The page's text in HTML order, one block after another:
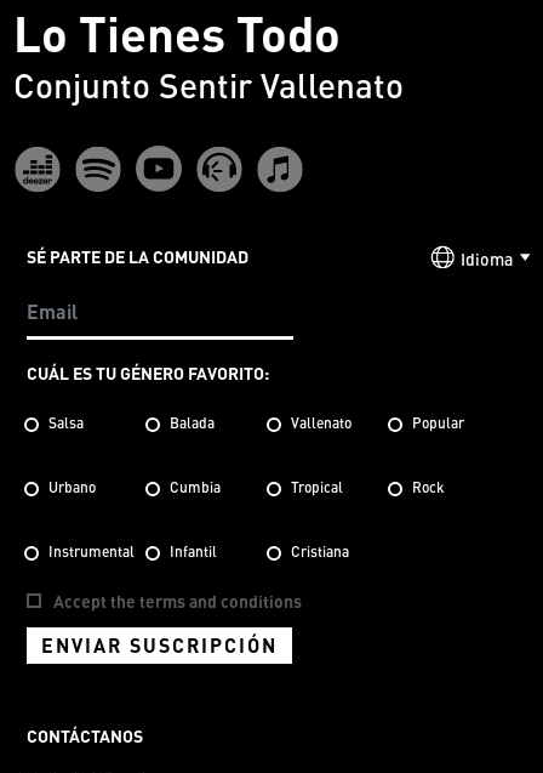
Lo Tienes Todo
Conjunto Sentir Vallenato
SÉ PARTE DE LA COMUNIDAD
CUÁL ES TU GÉNERO FAVORITO:
Salsa Balada Vallenato Popular
Urbano Cumbia Tropical Rock
Instrumental Infantil Cristiana
Accept the terms and conditions
ENVIAR SUSCRIPCIÓN
CONTÁCTANOS
Idioma